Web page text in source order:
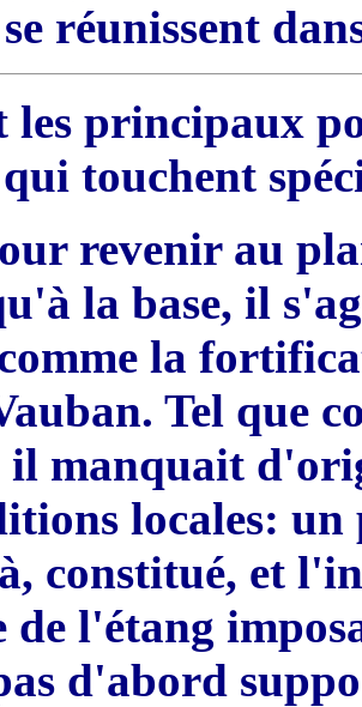
réunissent
les principaux
touchent
revenir au
la base, il
la for
Tel que
manquait
locales:
à, constitué, et
de l'étang
d'abord